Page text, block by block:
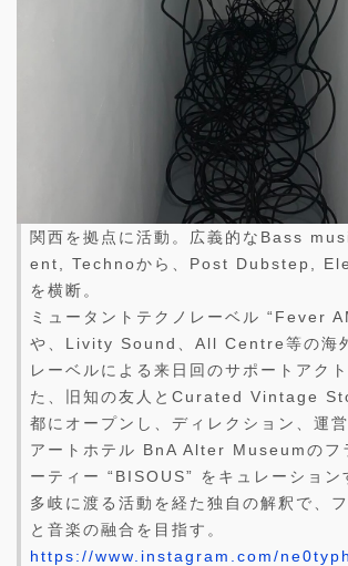
関西を拠点に活動。広義的なBass
ent, Technoから、Post Dubstep,
を横断。
ミュータントテクノレーベル “Fever
や、Livity Sound、All Centre等の海
レーベルによる来日回のサポートアク
た、旧知の友人とCurated Vintage
都にオープンし、ディレクション、運
アートホテル BnA Alter Museumのフ
ーティー “BISOUS” をキュレーション
多岐に渡る活動を経た独自の解釈で、
と音楽の融合を目指す。
https://www.instagram.com/